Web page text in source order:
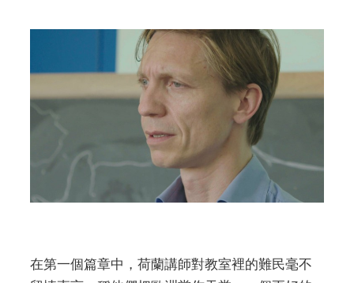
在第一個篇章中，荷蘭講師對教室裡的難民毫不